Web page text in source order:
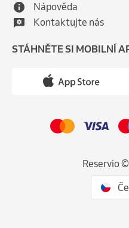
Nápověda
Kontaktujte nás
STÁHNĚTE SI MOBILNÍ
Reservio